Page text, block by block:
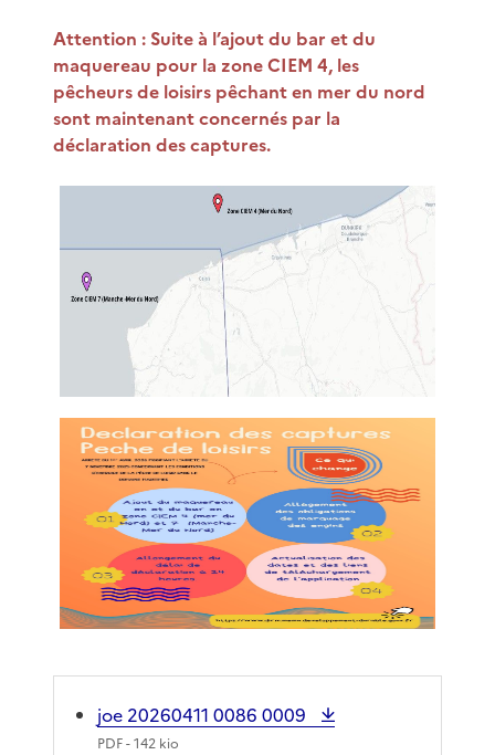
Attention : Suite à l’ajout du bar et du
maquereau pour la zone CIEM 4, les
pêcheurs de loisirs pêchant en mer du nord
sont maintenant concernés par la
déclaration des captures.
joe 20260411 0086 0009
PDF- 142 kio